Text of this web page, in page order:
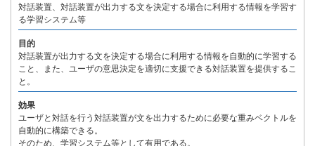
対話装置、対話装置が出力する文を決定する場合に利用する情報を学習す
る学習システム等
目的
対話装置が出力する文を決定する場合に利用する情報を自動的に学習する
こと、また、ユーザの意思決定を適切に支援できる対話装置を提供するこ
と。
効果
ユーザと対話を行う対話装置が文を出力するために必要な重みベクトルを
自動的に構築できる。
そのため、学習システム等として有用である。